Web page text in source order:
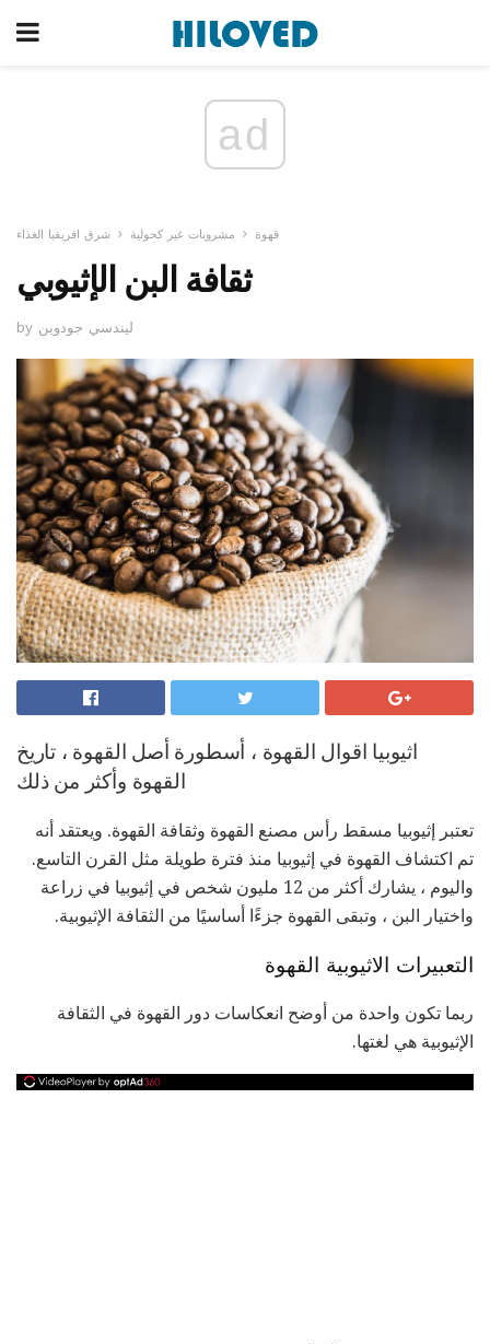
ad
قهوة مشروبات غير كحولية شرق افريقيا الغذاء
ثقافة البن الإثيوبي
by ليندسي جودوين
اثيوبيا اقوال القهوة ، أسطورة أصل القهوة ، تاريخ
القهوة وأكثر من ذلك
تعتبر إثيوبيا مسقط رأس مصنع القهوة وثقافة القهوة. ويعتقد أنه
تم اكتشاف القهوة في إثيوبيا منذ فترة طويلة مثل القرن التاسع.
واليوم ، يشارك أكثر من 12 مليون شخص في إثيوبيا في زراعة
واختيار البن ، وتبقى القهوة جزءًا أساسيًا من الثقافة الإثيوبية.
التعبيرات الاثيوبية القهوة
ربما تكون واحدة من أوضح انعكاسات دور القهوة في الثقافة
الإثيوبية هي لغتها.